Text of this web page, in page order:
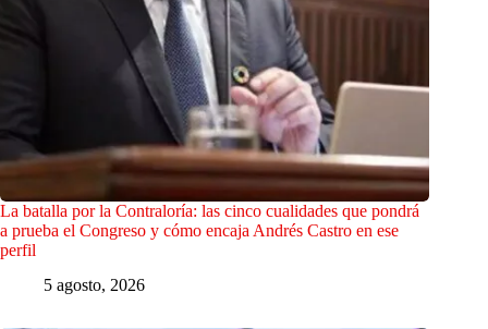
La batalla por la Contraloría: las cinco cualidades que pondrá
a prueba el Congreso y cómo encaja Andrés Castro en ese
perfil
5 agosto, 2026